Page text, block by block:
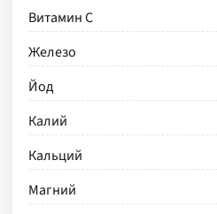
Витамин С
Железо
Йод
Калий
Кальций
Магний